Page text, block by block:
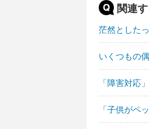
関連
茫然とした
いくつもの
「障害対応
「子供がペ